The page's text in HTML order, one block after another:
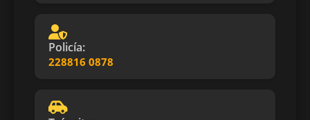
Policía:
228816 0878